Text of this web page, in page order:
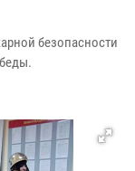
безопасности